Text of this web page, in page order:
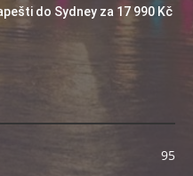
do Sydney za 17 990 Kč
95